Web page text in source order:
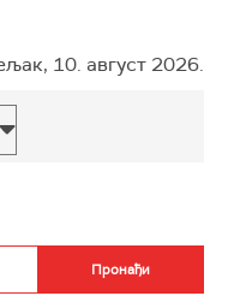
10. август 2026.